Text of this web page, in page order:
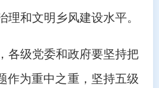
理和文明乡风建设水平。
级党委和政府要坚持把
作为重中之重，坚持五级